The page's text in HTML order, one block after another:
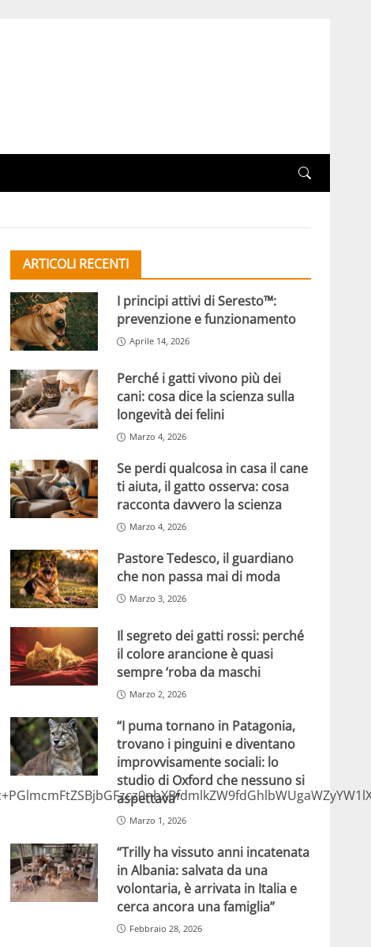
ARTICOLI RECENTI
I principi attivi di Seresto™:
prevenzione e funzionamento
Aprile 14, 2026
Perché i gatti vivono più dei
cani: cosa dice la scienza sulla
longevità dei felini
Marzo 4, 2026
Se perdi qualcosa in casa il cane
ti aiuta, il gatto osserva: cosa
racconta davvero la scienza
Marzo 4, 2026
Pastore Tedesco, il guardiano
che non passa mai di moda
Marzo 3, 2026
Il segreto dei gatti rossi: perché
il colore arancione è quasi
sempre ‘roba da maschi
Marzo 2, 2026
“I puma tornano in Patagonia,
trovano i pinguini e diventano
improvvisamente sociali: lo
studio di Oxford che nessuno si
aspettava”
Marzo 1, 2026
“Trilly ha vissuto anni incatenata
in Albania: salvata da una
volontaria, è arrivata in Italia e
cerca ancora una famiglia”
Febbraio 28, 2026